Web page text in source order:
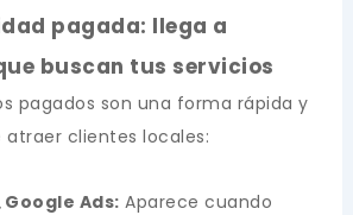
pagada: llega a
buscan tus servicios
pagados son una forma rápida y
clientes locales:
Google Ads: Aparece cuando